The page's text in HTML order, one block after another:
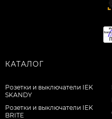
КАТАЛОГ
Розетки и выключатели IEK
SKANDY
Розетки и выключатели IEK
BRITE